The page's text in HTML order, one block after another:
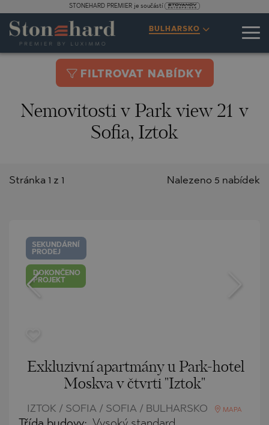
STONEHARD PREMIER je součástí
BULHARSKO
FILTROVAT NABÍDKY
Nemovitosti v Park view 21 v
Sofia, Iztok
Nalezeno 5 nabídek
Stránka 1 z 1
SEKUNDÁRNÍ
PRODEJ
DOKONČENO
PROJEKT
Exkluzivní apartmány u Park-hotel
Moskva v čtvrti "Iztok"
IZTOK / SOFIA / SOFIA / BULHARSKO MAPA